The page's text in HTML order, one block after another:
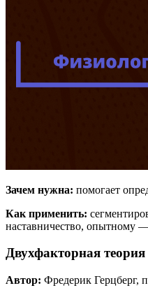
Зачем нужна: помогает
Как применить:
наставничество, опытному
Двухфакторная теория
Автор: Фредерик Герцберг,